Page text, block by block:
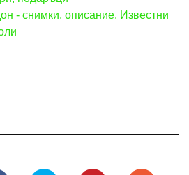
- снимки, описание. Известни